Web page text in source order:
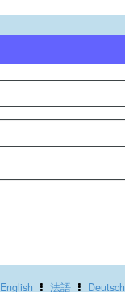
English 法語 Deutsch